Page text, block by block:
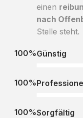
einen
nach
Stelle steht.
Günstig
100%
100%
Sorgfältig
100%